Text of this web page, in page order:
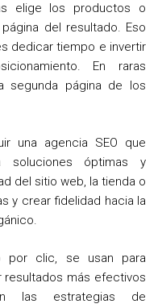
elige los productos o
del resultado. Eso
dedicar tiempo e invertir
En raras
segunda página de los
una agencia SEO que
óptimas y
del sitio web, la tienda o
y crear fidelidad hacia la
por clic, se usan para
resultados más efectivos
las estrategias de